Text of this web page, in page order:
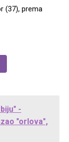
(37), prema
-
"orlova",